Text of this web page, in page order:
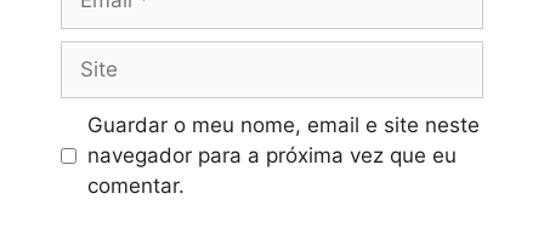
Site
Guardar o meu nome, email e site neste
navegador para a próxima vez que eu
comentar.